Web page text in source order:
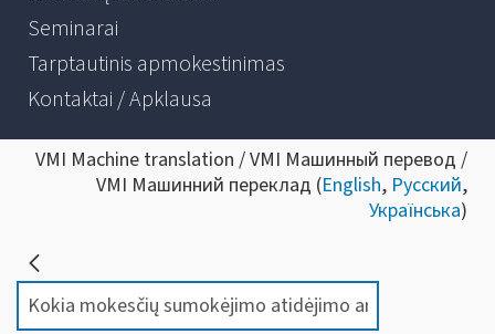
Seminarai
Tarptautinis apmokestinimas
Kontaktai / Apklausa
VMI Machine translation / VMI Машинный перевод /
VMI Машинний переклад (English, Русский,
Українська)